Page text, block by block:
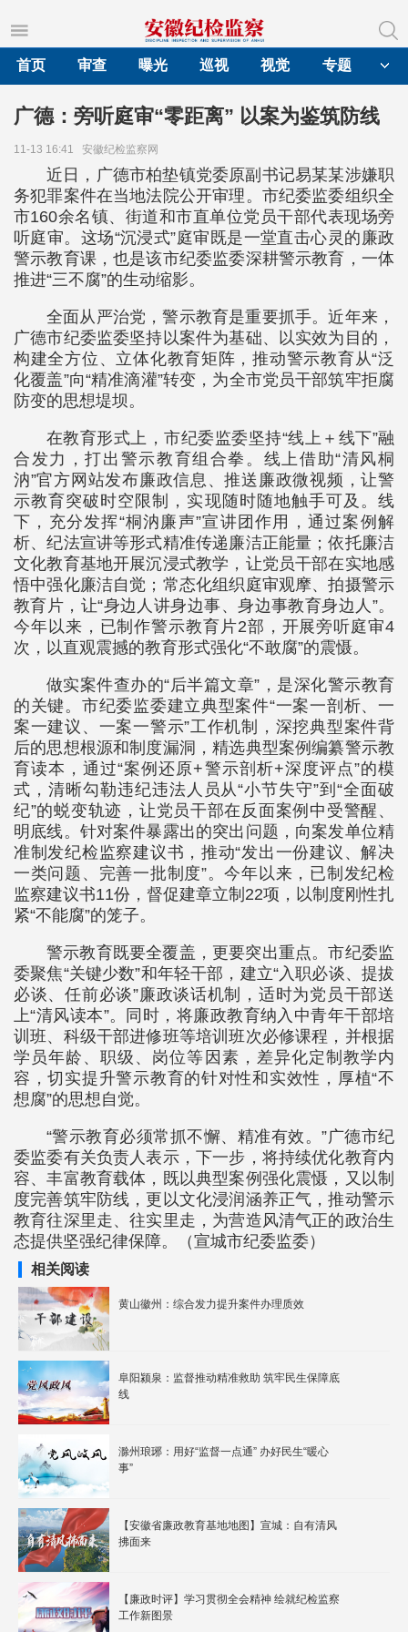
首页
审查 曝光 巡视 视觉 专题
广德：旁听庭审“零距离” 以案为鉴筑防线
11-13 16:41 安徽纪检监察网
近日，广德市柏垫镇党委原副书记易某某涉嫌职
务犯罪案件在当地法院公开审理。市纪委监委组织全
市160余名镇、街道和市直单位党员干部代表现场旁
听庭审。这场“沉浸式”庭审既是一堂直击心灵的廉政
警示教育课，也是该市纪委监委深耕警示教育，一体
推进“三不腐”的生动缩影。
全面从严治党，警示教育是重要抓手。近年来，
广德市纪委监委坚持以案件为基础、以实效为目的，
构建全方位、立体化教育矩阵，推动警示教育从“泛
化覆盖”向“精准滴灌”转变，为全市党员干部筑牢拒腐
防变的思想堤坝。
在教育形式上，市纪委监委坚持“线上＋线下”融
合发力，打出警示教育组合拳。线上借助“清风桐
汭”官方网站发布廉政信息、推送廉政微视频，让警
示教育突破时空限制，实现随时随地触手可及。线
下，充分发挥“桐汭廉声”宣讲团作用，通过案例解
析、纪法宣讲等形式精准传递廉洁正能量；依托廉洁
文化教育基地开展沉浸式教学，让党员干部在实地感
悟中强化廉洁自觉；常态化组织庭审观摩、拍摄警示
教育片，让“身边人讲身边事、身边事教育身边人”。
今年以来，已制作警示教育片2部，开展旁听庭审4
次，以直观震撼的教育形式强化“不敢腐”的震慑。
做实案件查办的“后半篇文章”，是深化警示教育
的关键。市纪委监委建立典型案件“一案一剖析、一
案一建议、一案一警示”工作机制，深挖典型案件背
后的思想根源和制度漏洞，精选典型案例编纂警示教
育读本，通过“案例还原+警示剖析+深度评点”的模
式，清晰勾勒违纪违法人员从“小节失守”到“全面破
纪”的蜕变轨迹，让党员干部在反面案例中受警醒、
明底线。针对案件暴露出的突出问题，向案发单位精
准制发纪检监察建议书，推动“发出一份建议、解决
一类问题、完善一批制度”。今年以来，已制发纪检
监察建议书11份，督促建章立制22项，以制度刚性扎
紧“不能腐”的笼子。
警示教育既要全覆盖，更要突出重点。市纪委监
委聚焦“关键少数”和年轻干部，建立“入职必谈、提拔
必谈、任前必谈”廉政谈话机制，适时为党员干部送
上“清风读本”。同时，将廉政教育纳入中青年干部培
训班、科级干部进修班等培训班次必修课程，并根据
学员年龄、职级、岗位等因素，差异化定制教学内
容，切实提升警示教育的针对性和实效性，厚植“不
想腐”的思想自觉。
“警示教育必须常抓不懈、精准有效。”广德市纪
委监委有关负责人表示，下一步，将持续优化教育内
容、丰富教育载体，既以典型案例强化震慑，又以制
度完善筑牢防线，更以文化浸润涵养正气，推动警示
教育往深里走、往实里走，为营造风清气正的政治生
态提供坚强纪律保障。（宣城市纪委监委）
相关阅读
黄山徽州：综合发力提升案件办理质效
阜阳颍泉：监督推动精准救助 筑牢民生保障底
线
滁州琅琊：用好“监督一点通” 办好民生“暖心
事”
【安徽省廉政教育基地地图】宣城：自有清风
拂面来
【廉政时评】学习贯彻全会精神 绘就纪检监察
工作新图景